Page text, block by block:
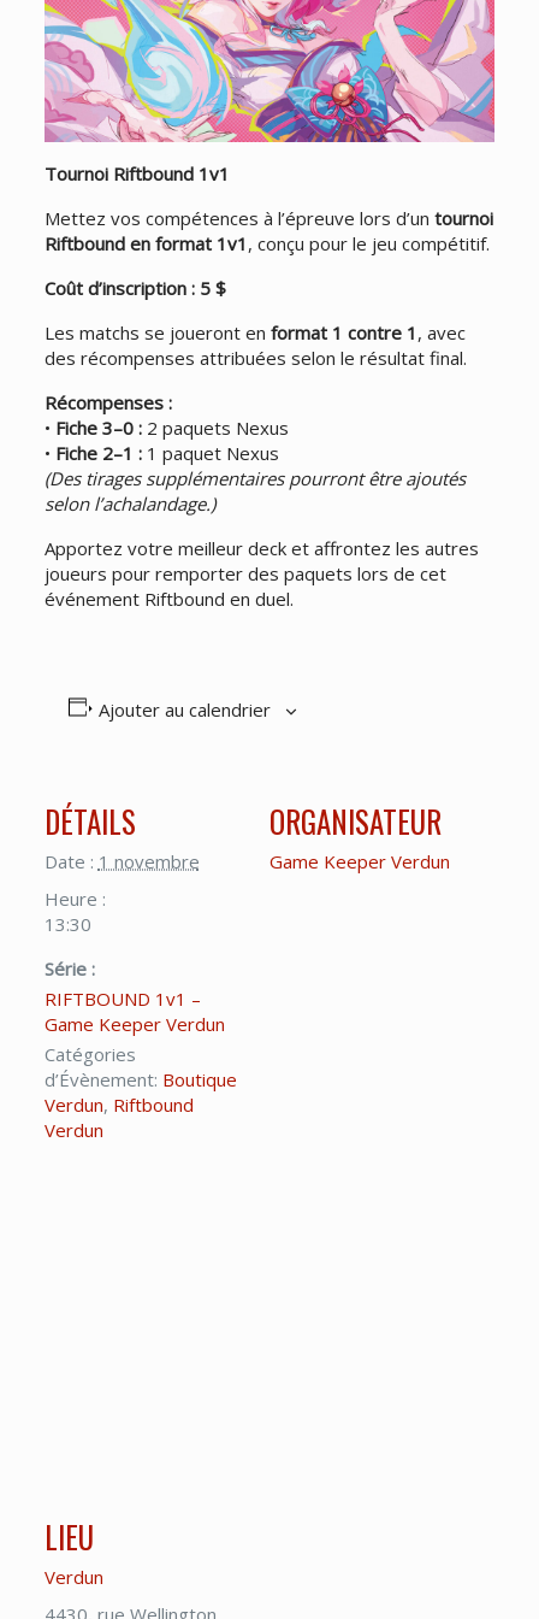
Tournoi Riftbound 1v1
Mettez vos compétences à l’épreuve lors d’un tournoi
Riftbound en format 1v1 , conçu pour le jeu compétitif.
Coût d’inscription : 5 $
Les matchs se joueront en format 1 contre 1 , avec
des récompenses attribuées selon le résultat final.
Récompenses :
• Fiche 3–0 :2 paquets Nexus
• Fiche 2–1 :1 paquet Nexus
(Des tirages supplémentaires pourront être ajoutés
selon l’achalandage.)
Apportez votre meilleur deck et affrontez les autres
joueurs pour remporter des paquets lors de cet
événement Riftbound en duel.
Ajouter au calendrier
DÉTAILS
Date : 1 novembre
Heure :
13:30
Série :
RIFTBOUND 1v1 –
Game Keeper Verdun
Catégories
d’Évènement: Boutique
Verdun, Riftbound
Verdun
ORGANISATEUR
Game Keeper Verdun
LIEU
Verdun
4430, rue Wellington